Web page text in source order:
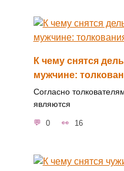
К чему снятся
мужчине:
Согласно
являются
0 16